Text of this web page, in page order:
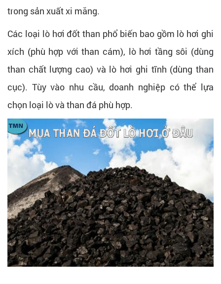
trong sản xuất xi măng.
Các loại lò hơi đốt than phổ biến bao gồm lò hơi ghi
xích (phù hợp với than cám), lò hơi tầng sôi (dùng
than chất lượng cao) và lò hơi ghi tĩnh (dùng than
cục). Tùy vào nhu cầu, doanh nghiệp có thể lựa
chọn loại lò và than đá phù hợp.